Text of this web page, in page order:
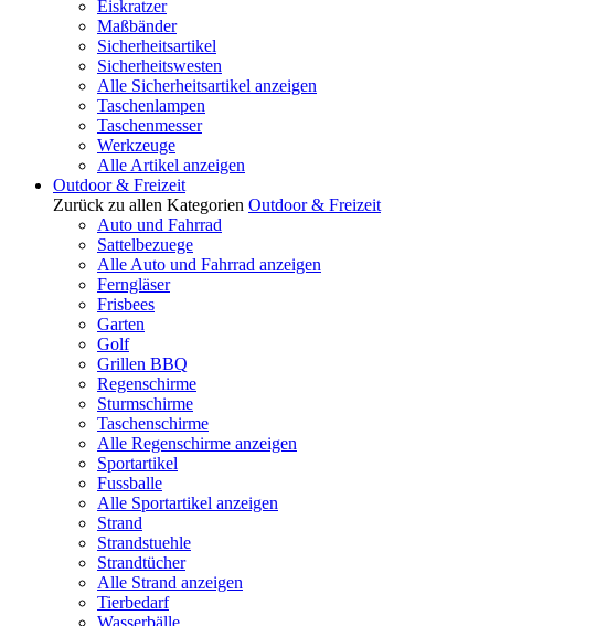
Eiskratzer
Maßbänder
Sicherheitsartikel
Sicherheitswesten
Alle Sicherheitsartikel anzeigen
Taschenlampen
Taschenmesser
Werkzeuge
Alle Artikel anzeigen
Outdoor & Freizeit
Zurück zu allen Kategorien Outdoor & Freizeit
Auto und Fahrrad
Sattelbezuege
Alle Auto und Fahrrad anzeigen
Ferngläser
Frisbees
Garten
Golf
Grillen BBQ
Regenschirme
Sturmschirme
Taschenschirme
Alle Regenschirme anzeigen
Sportartikel
Fussballe
Alle Sportartikel anzeigen
Strand
Strandstuehle
Strandtücher
Alle Strand anzeigen
Tierbedarf
Wasserbälle